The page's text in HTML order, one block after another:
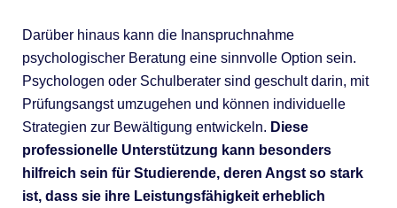
Darüber hinaus kann die Inanspruchnahme
psychologischer Beratung eine sinnvolle Option sein.
Psychologen oder Schulberater sind geschult darin, mit
Prüfungsangst umzugehen und können individuelle
Strategien zur Bewältigung entwickeln. Diese
professionelle Unterstützung kann besonders
hilfreich sein für Studierende, deren Angst so stark
ist, dass sie ihre Leistungsfähigkeit erheblich